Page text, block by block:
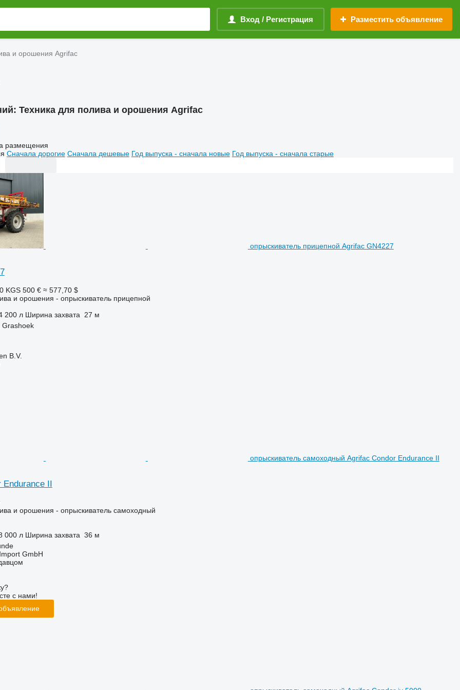
Вход / Регистрация Разместить объявление
и орошения Agrifac
Техника для полива и орошения Agrifac
размещения
Сначала дорогие Сначала дешевые Год выпуска - сначала новые Год выпуска - сначала старые
опрыскиватель прицепной Agrifac GN4227
KGS 500 € ≈ 577,70 $
и орошения - опрыскиватель прицепной
200 л Ширина захвата
27 м
B.V.
опрыскиватель самоходный Agrifac Condor Endurance II
Endurance II
и орошения - опрыскиватель самоходный
000 л Ширина захвата 36 м
GmbH
с нами!